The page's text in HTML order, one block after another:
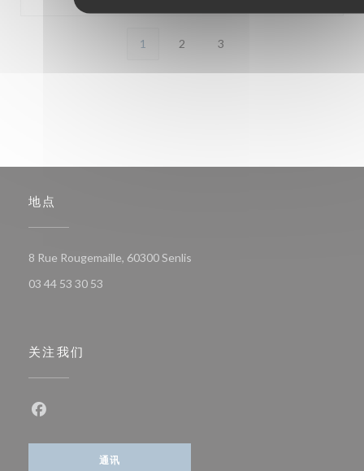
1 2 3
地点
8 Rue Rougemaille, 60300 Senlis
03 44 53 30 53
关注我们
通讯